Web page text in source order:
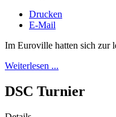
Drucken
E-Mail
Im Euroville hatten sich zur
Weiterlesen ...
DSC Turnier